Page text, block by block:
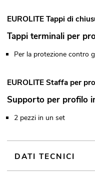
EUROLITE Tappi di
Tappi terminali per
Per la protezione contro
EUROLITE Staffa per
Supporto per profilo
2 pezzi in un set
DATI TECNICI